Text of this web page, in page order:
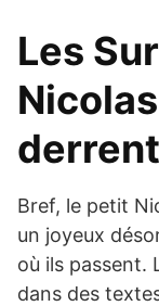
Les
Bref, le petit
un joyeux
où ils passent.
dans des